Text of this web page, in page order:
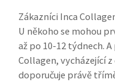
Zákazníci Inca
U někoho se mohou
až po 10-12 týdnech.
Collagen, vycházející
doporučuje právě